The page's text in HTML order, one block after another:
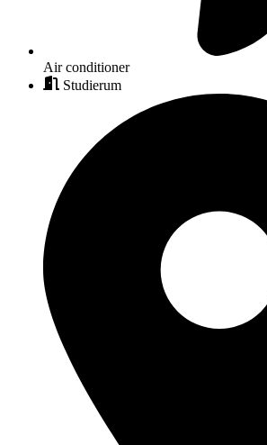
Air conditioner
Studierum